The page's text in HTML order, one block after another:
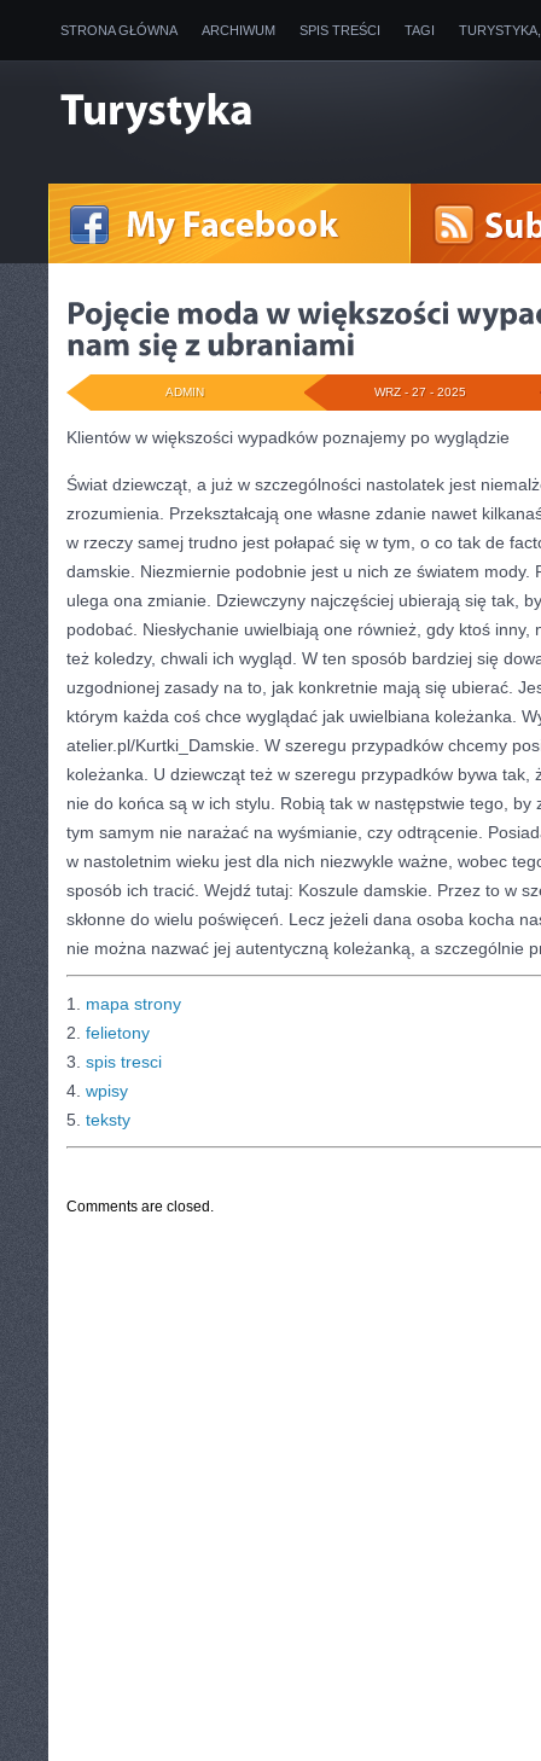
STRONA GŁÓWNA ARCHIWUM SPIS TREŚCI TAGI
WRZ - 27 - 2025
ADMIN
Klientów w większości wypadków poznajemy po wyglądzie
Świat dziewcząt, a już w szczególności nastolatek jest
zrozumienia. Przekształcają one własne zdanie nawet
w rzeczy samej trudno jest połapać się w tym, o co tak de
damskie. Niezmiernie podobnie jest u nich ze światem mody.
ulega ona zmianie. Dziewczyny najczęściej ubierają się tak,
podobać. Niesłychanie uwielbiają one również, gdy ktoś inny,
też koledzy, chwali ich wygląd. W ten sposób bardziej się
uzgodnionej zasady na to, jak konkretnie mają się ubierać.
którym każda coś chce wyglądać jak uwielbiana koleżanka.
atelier.pl/Kurtki_Damskie. W szeregu przypadków chcemy
koleżanka. U dziewcząt też w szeregu przypadków bywa tak,
nie do końca są w ich stylu. Robią tak w następstwie tego, by
tym samym nie narażać na wyśmianie, czy odtrącenie.
w nastoletnim wieku jest dla nich niezwykle ważne, wobec
sposób ich tracić. Wejdź tutaj: Koszule damskie. Przez to w
skłonne do wielu poświęceń. Lecz jeżeli dana osoba kocha
nie można nazwać jej autentyczną koleżanką, a szczególnie
1. mapa strony
2. felietony
3. spis tresci
4. wpisy
5. teksty
Comments are closed.